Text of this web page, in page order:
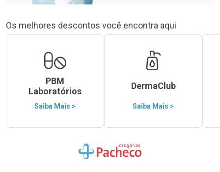
Os melhores descontos você encontra aqui
PBM
Laboratórios
Saiba Mais >
DermaClub
Saiba Mais >
Ir para a Home